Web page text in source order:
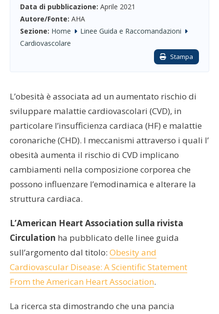
Data di pubblicazione: Aprile 2021
Autore/Fonte: AHA
Sezione: Home
Linee Guida e Raccomandazioni
Cardiovascolare
Stampa
L’obesità è associata ad un aumentato rischio di
sviluppare malattie cardiovascolari (CVD), in
particolare l’insufficienza cardiaca (HF) e malattie
coronariche (CHD). I meccanismi attraverso i quali l’
obesità aumenta il rischio di CVD implicano
cambiamenti nella composizione corporea che
possono influenzare l’emodinamica e alterare la
struttura cardiaca.
L’American Heart Association sulla rivista
Circulation ha pubblicato delle linee guida
sull’argomento dal titolo: Obesity and
Cardiovascular Disease: A Scientific Statement
From the American Heart Association.
La ricerca sta dimostrando che una pancia